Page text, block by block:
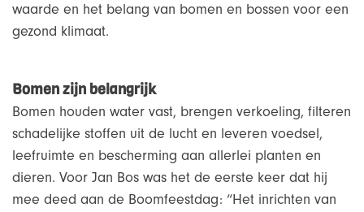
waarde en het belang van bomen en bossen voor een
gezond klimaat.
Bomen zijn belangrijk
Bomen houden water vast, brengen verkoeling, filteren
schadelijke stoffen uit de lucht en leveren voedsel,
leefruimte en bescherming aan allerlei planten en
dieren. Voor Jan Bos was het de eerste keer dat hij
mee deed aan de Boomfeestdag: “Het inrichten van